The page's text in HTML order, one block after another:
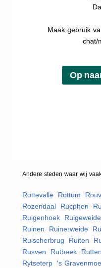
Maak gebruik
chat/
Andere steden waar wij
Rottevalle Rottum
Rozendaal
Rucphen
Ruigenhoek
Ruigeweide
Ruinen
Ruinerweide
Ruischerbrug
Ruiten
Rusven
Rutbeek Rutten
Rytseterp 's